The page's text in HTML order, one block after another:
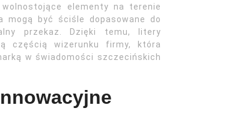
elementy na terenie
mogą być ściśle dopasowane do
przekaz. Dzięki temu, litery
częścią wizerunku firmy, która
w świadomości szczecińskich